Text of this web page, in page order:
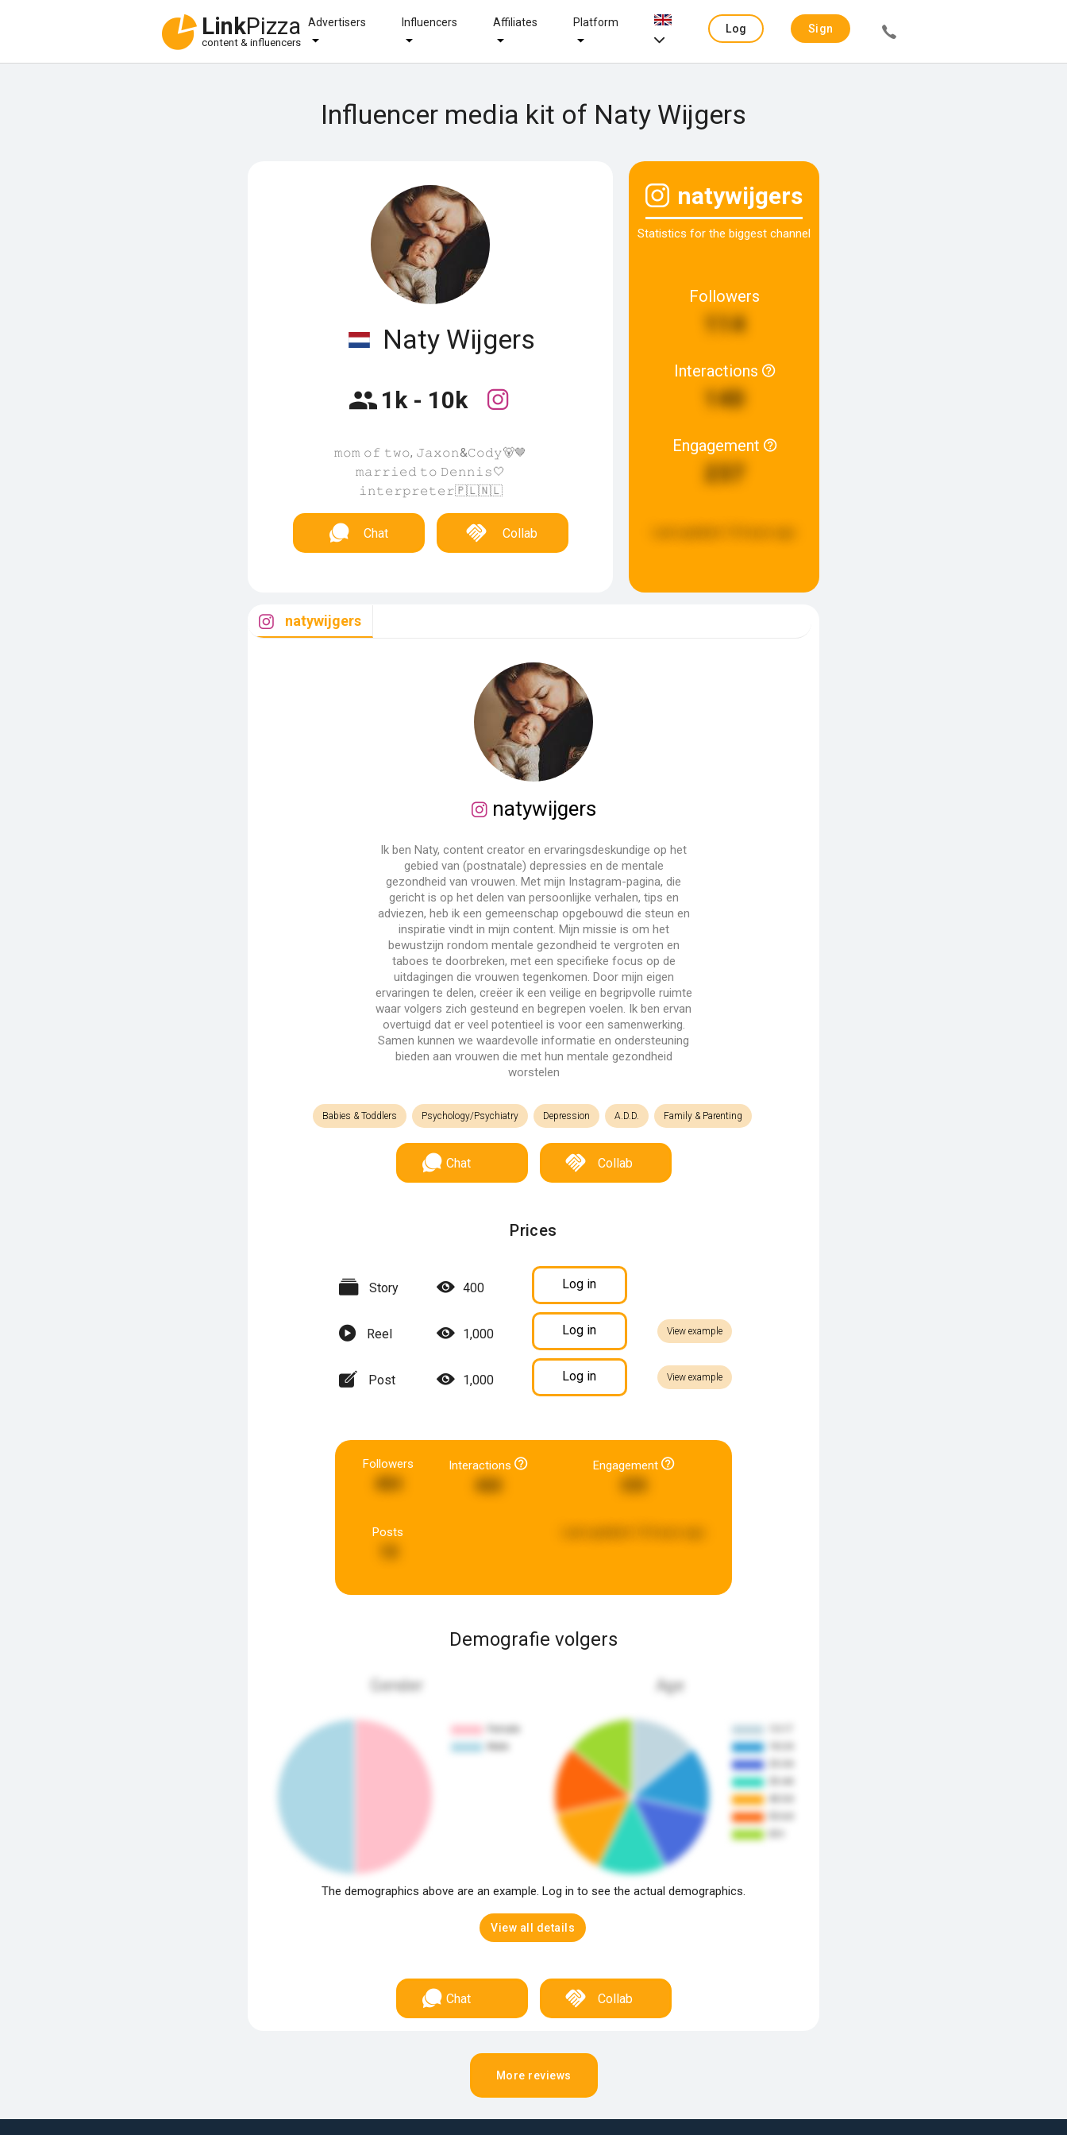
LinkPizza
content & influencers
Advertisers Influencers Affiliates Platform
Log
Sign
Influencer media kit of Naty Wijgers
Naty Wijgers
1k - 10k
𝚖𝚘𝚖 𝚘𝚏 𝚝𝚠𝚘, 𝙹𝚊𝚡𝚘𝚗&𝙲𝚘𝚍𝚢🐻🤎
𝚖𝚊𝚛𝚛𝚒𝚎𝚍 𝚝𝚘 𝙳𝚎𝚗𝚗𝚒𝚜🤍
𝚒𝚗𝚝𝚎𝚛𝚙𝚛𝚎𝚝𝚎𝚛🇵🇱🇳🇱
Chat Collab
natywijgers
Statistics for the biggest channel
Followers
114
Interactions
140
Engagement
237
natywijgers
natywijgers
Ik ben Naty, content creator en ervaringsdeskundige op het
gebied van (postnatale) depressies en de mentale
gezondheid van vrouwen. Met mijn Instagram-pagina, die
gericht is op het delen van persoonlijke verhalen, tips en
adviezen, heb ik een gemeenschap opgebouwd die steun en
inspiratie vindt in mijn content. Mijn missie is om het
bewustzijn rondom mentale gezondheid te vergroten en
taboes te doorbreken, met een specifieke focus op de
uitdagingen die vrouwen tegenkomen. Door mijn eigen
ervaringen te delen, creëer ik een veilige en begripvolle ruimte
waar volgers zich gesteund en begrepen voelen. Ik ben ervan
overtuigd dat er veel potentieel is voor een samenwerking.
Samen kunnen we waardevolle informatie en ondersteuning
bieden aan vrouwen die met hun mentale gezondheid
worstelen
Babies & Toddlers Psychology/Psychiatry Depression A.D.D. Family & Parenting
Chat Collab
Prices
Story 400 Log in
Reel 1,000 Log in View example
Post 1,000 Log in View example
Followers
484
Interactions
468
Engagement
Posts
Demografie volgers
Gender Age
The demographics above are an example. Log in to see the actual demographics.
View all details
Chat Collab
More reviews